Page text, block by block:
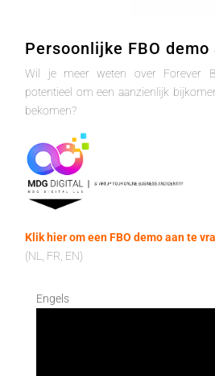
Persoonlijke FBO demo
Wil je meer weten over Forever
potentieel om een aanzienlijk
bekomen?
Klik hier om een FBO demo aan te
(NL, FR, EN)
Engels